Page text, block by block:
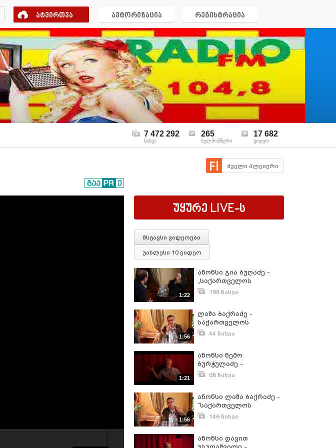
ატვირთვა ავტორიზაცია რეგისტრაცია
7 472 292
ნახვა
265
ხელმომწერი
17 682
ვიდეო
ძველი პლეიერი
უყურე LIVE-ს
მსგავსი ვიდეოები
უახლესი 10 ვიდეო
1:22
ანონსი გია ბუღაძე -
„საქართველოს
დაბადება“
198 ნახვა
1:56
ლაშა ბაქრაძე -
საქართველოს
დაბადება • ანონსი
44 ნახვა
1:21
ანონსი ნემო
ბურჭულაძე -
საქართველოს
68 ნახვა
1:56
ანონსი ლაშა ბაქრაძე -
“საქართველოს
დაბადება“
146 ნახვა
ანონსი დავით